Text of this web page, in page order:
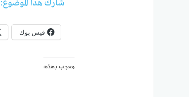
شارك هذا الموضوع:
فيس بوك
معجب بهذه: